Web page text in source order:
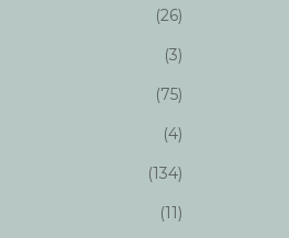
(26)
(3)
(75)
(4)
(134)
(11)